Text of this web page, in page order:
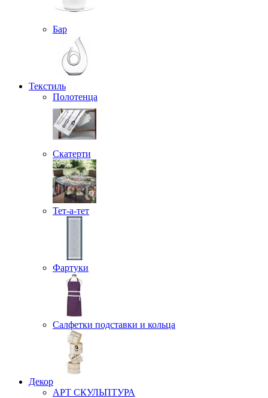
Бар
Текстиль
Полотенца
Скатерти
Тет-а-тет
Фартуки
Салфетки подставки и кольца
Декор
АРТ СКУЛЬПТУРА